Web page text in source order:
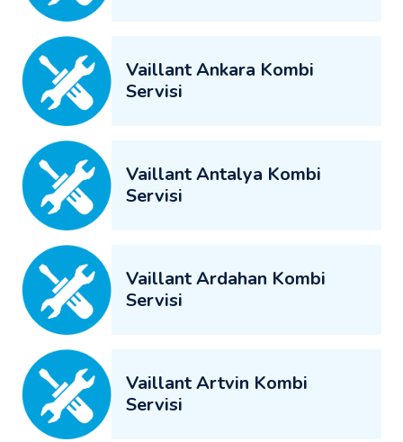
Vaillant Ankara Kombi
Servisi
Vaillant Antalya Kombi
Servisi
Vaillant Ardahan Kombi
Servisi
Vaillant Artvin Kombi
Servisi